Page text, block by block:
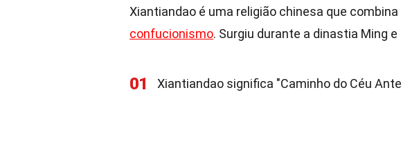
Xiantiandao é uma religião chinesa que
confucionismo. Surgiu durante a dinastia Ming
01 Xiantiandao significa "Caminho do Céu